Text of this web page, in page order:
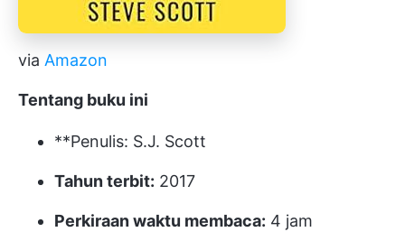
via Amazon
Tentang buku ini
**Penulis: S.J. Scott
Tahun terbit: 2017
Perkiraan waktu membaca: 4 jam